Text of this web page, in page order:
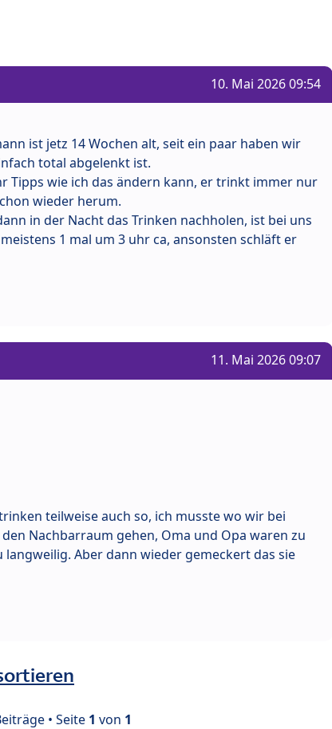
10. Mai 2026 09:54
ist jetz 14 Wochen alt, seit ein paar haben wir
total abgelenkt ist.
Tipps wie ich das ändern kann, er trinkt immer nur
wieder herum.
in der Nacht das Trinken nachholen, ist bei uns
1 mal um 3 uhr ca, ansonsten schläft er
11. Mai 2026 09:07
teilweise auch so, ich musste wo wir bei
Nachbarraum gehen, Oma und Opa waren zu
Aber dann wieder gemeckert das sie
• Seite 1 von 1